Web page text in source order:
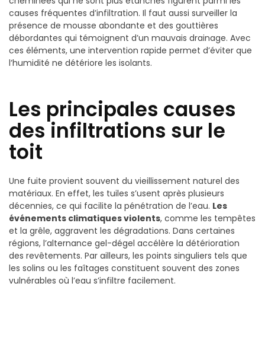
causes fréquentes d’infiltration. Il faut aussi surveiller la
présence de mousse abondante et des gouttières
débordantes qui témoignent d’un mauvais drainage. Avec
ces éléments, une intervention rapide permet d’éviter que
l’humidité ne détériore les isolants.
Les principales causes
des infiltrations sur le
toit
Une fuite provient souvent du vieillissement naturel des
matériaux. En effet, les tuiles s’usent après plusieurs
décennies, ce qui facilite la pénétration de l’eau. Les
événements climatiques violents, comme les tempêtes
et la grêle, aggravent les dégradations. Dans certaines
régions, l’alternance gel-dégel accélère la détérioration
des revêtements. Par ailleurs, les points singuliers tels que
les solins ou les faîtages constituent souvent des zones
vulnérables où l’eau s’infiltre facilement.